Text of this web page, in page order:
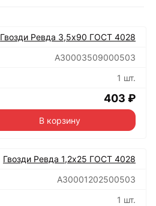
Гвозди Ревда 3,5х90 ГОСТ 4028
А30003509000503
1 шт.
403 ₽
В корзину
Гвозди Ревда 1,2х25 ГОСТ 4028
А30001202500503
1 шт.